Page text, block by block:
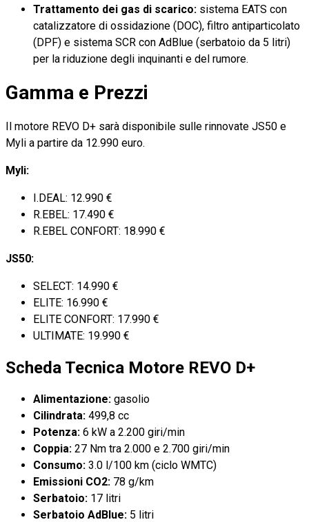
Trattamento dei gas di scarico: sistema EATS con
catalizzatore di ossidazione (DOC), filtro antiparticolato
(DPF) e sistema SCR con AdBlue (serbatoio da 5 litri)
per la riduzione degli inquinanti e del rumore.
Gamma e Prezzi
Il motore REVO D+ sarà disponibile sulle rinnovate JS50 e
Myli a partire da 12.990 euro.
Myli:
I.DEAL: 12.990 €
R.EBEL: 17.490 €
R.EBEL CONFORT: 18.990 €
JS50:
SELECT: 14.990 €
ELITE: 16.990 €
ELITE CONFORT: 17.990 €
ULTIMATE: 19.990 €
Scheda Tecnica Motore REVO D+
Alimentazione: gasolio
Cilindrata: 499,8 cc
Potenza: 6 kW a 2.200 giri/min
Coppia: 27 Nm tra 2.000 e 2.700 giri/min
Consumo: 3.0 l/100 km (ciclo WMTC)
Emissioni CO2: 78 g/km
Serbatoio: 17 litri
Serbatoio AdBlue: 5 litri